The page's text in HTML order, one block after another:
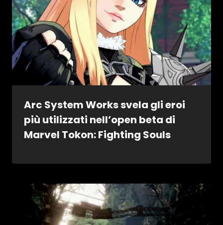
Arc System Works svela gli eroi
più utilizzati nell’open beta di
Marvel Tokon: Fighting Souls